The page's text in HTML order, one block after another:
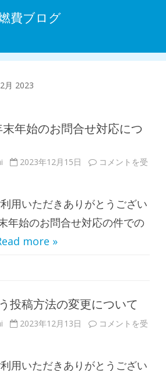
費ブログ
月 2023
末年始のお問合せ対応につ
2023年12月15日 【
】
年
末
年
に
つ
て
コメントを受
用いただきありがとうござい
年始のお問合せ対応の件での
more »
投稿方法の変更について
2023年12月13日 X
に
コメントを受
用いただきありがとうござい